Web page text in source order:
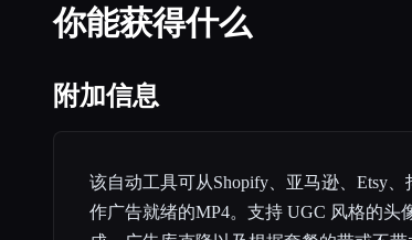
你能获得什么
附加信息
该自动工具可从Shopify、亚马逊、Etsy
作广告就绪的MP4。支持 UGC 风格的头